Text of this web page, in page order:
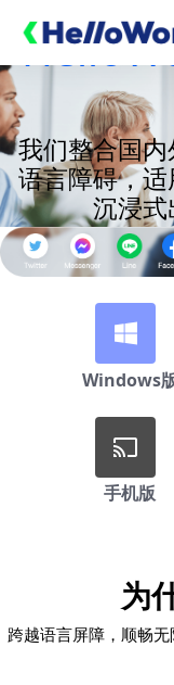
我们整合国
语言障碍，
沉浸
Windows
手机版
为
跨越语言屏障，顺畅